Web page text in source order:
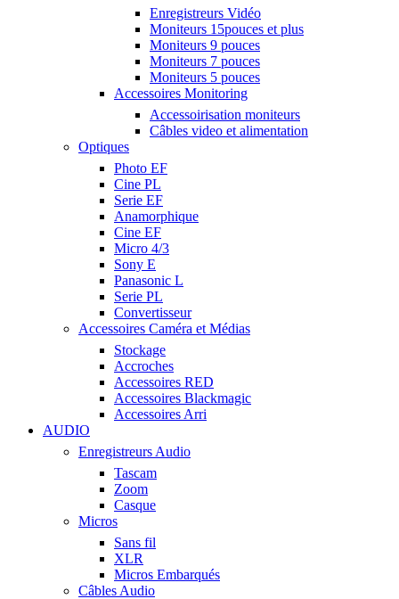
Enregistreurs Vidéo
Moniteurs 15pouces et plus
Moniteurs 9 pouces
Moniteurs 7 pouces
Moniteurs 5 pouces
Accessoires Monitoring
Accessoirisation moniteurs
Câbles video et alimentation
Optiques
Photo EF
Cine PL
Serie EF
Anamorphique
Cine EF
Micro 4/3
Sony E
Panasonic L
Serie PL
Convertisseur
Accessoires Caméra et Médias
Stockage
Accroches
Accessoires RED
Accessoires Blackmagic
Accessoires Arri
AUDIO
Enregistreurs Audio
Tascam
Zoom
Casque
Micros
Sans fil
XLR
Micros Embarqués
Câbles Audio